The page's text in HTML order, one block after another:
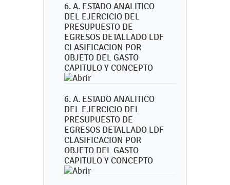
6. A. ESTADO ANALITICO
DEL EJERCICIO DEL
PRESUPUESTO DE
EGRESOS DETALLADO LDF
CLASIFICACION POR
OBJETO DEL GASTO
CAPITULO Y CONCEPTO
6. A. ESTADO ANALITICO
DEL EJERCICIO DEL
PRESUPUESTO DE
EGRESOS DETALLADO LDF
CLASIFICACION POR
OBJETO DEL GASTO
CAPITULO Y CONCEPTO